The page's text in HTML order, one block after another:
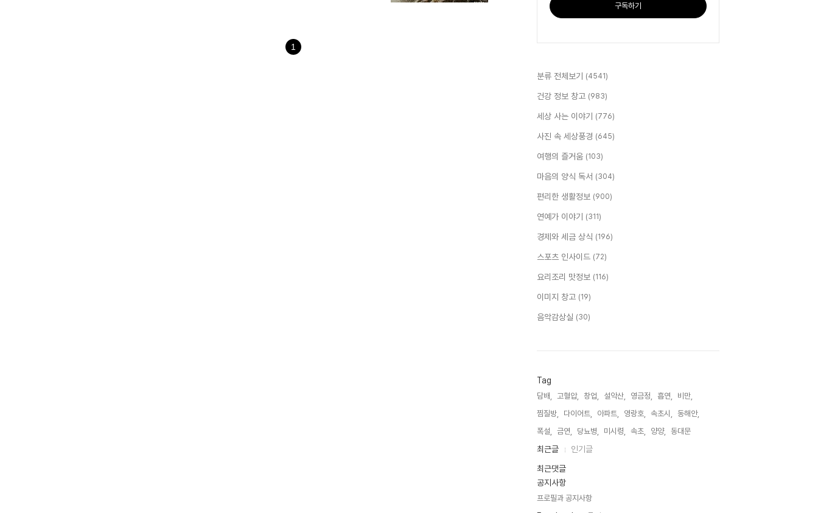
눈을 보니 지난번 속초, 고성, 양양에 쏟아진 폭설이 또 생각이 납니다. 피었던 개나리가 쌓
1
구독하기
분류 전체보기 (4541)
건강 정보 창고 (983)
세상 사는 이야기 (776)
사진 속 세상풍경 (645)
여행의 즐거움 (103)
마음의 양식 독서 (304)
편리한 생활정보 (900)
연예가 이야기 (311)
경제와 세금 상식 (196)
스포츠 인사이드 (72)
요리조리 맛정보 (116)
이미지 창고 (19)
음악감상실 (30)
Tag
담배, 고혈압, 창업, 설악산, 영금정, 흡연,
비만,
찜질방,
다이어트, 아파트, 영랑호, 속초시,
동해안,
폭설,
금연, 당뇨병, 미시령, 속초, 양양, 동대문,
최
글
인
기
최근글
인기글
최근댓글
공지사항
프로필과 공지사항